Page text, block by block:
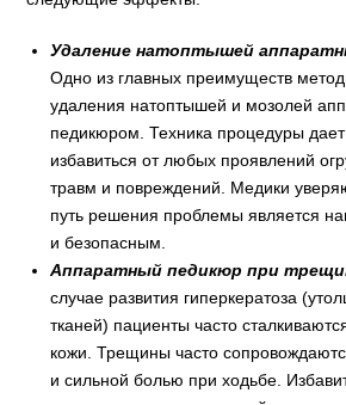
Удаление натоптышей
Одно из главных преимуществ
удаления натоптышей и мозолей
педикюром. Техника процедуры
избавиться от любых проявлений
травм и повреждений. Медики
путь решения проблемы является
и безопасным.
Аппаратный педикюр при
случае развития гиперкератоза
тканей) пациенты часто
кожи. Трещины часто
и сильной болью при ходьбе.